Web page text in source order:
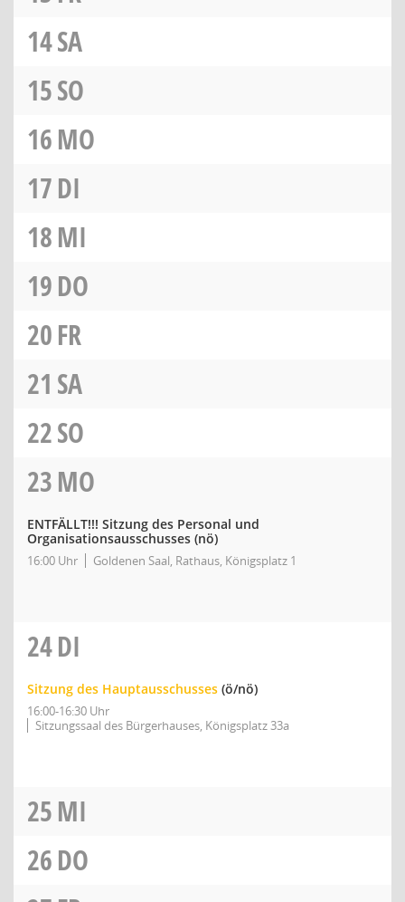
14SA
15SO
16MO
17DI
18MI
19DO
20FR
21 SA
22SO
23MO
ENTFÄLLT!!! Sitzung des Personal und
Organisationsausschusses (nö)
16:00 Uhr Goldenen Saal, Rathaus, Königsplatz 1
24DI
Sitzung des Hauptausschusses (ö/nö)
16:00-16:30 Uhr
Sitzungssaal des Bürgerhauses, Königsplatz 33a
25MI
26DO